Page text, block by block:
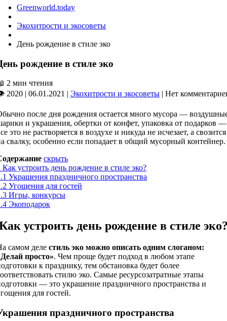
Greenworld.today
Экохитрости и экосоветы
День рождение в стиле эко
рождение в стиле эко
2 мин чтения
2020 | 06.01.2021 | Экохитрости и экосоветы | Нет
после дня рождения остается много мусора —
и украшения, обертки от конфет, упаковка от подарков —
это не растворяется в воздухе и никуда не исчезает, а свозится
свалку, особенно если попадает в общий мусорный контейнер.
скрыть
Как устроить день рождение в стиле эко?
Украшения праздничного пространства
Угощения для гостей
Игры, конкурсы
Экоподарок
устроить день рождение в стиле
самом деле стиль эко можно описать одним слоганом:
просто». Чем проще будет подход в любом этапе
к празднику, тем обстановка будет более
стилю эко. Самые ресурсозатратные этапы
— это украшение праздничного пространства и
для гостей.
праздничного пространства